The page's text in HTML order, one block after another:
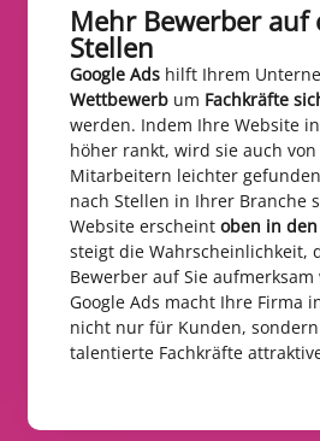
Mehr Bewerber auf
Stellen​
Google Ads hilft Ihrem
Wettbewerb um Fachkräfte
werden. Indem Ihre Website
höher rankt, wird sie auch
Mitarbeitern leichter
nach Stellen in Ihrer Branche
Website erscheint oben in
steigt die Wahrscheinlichkeit,
Bewerber auf Sie
Google Ads macht Ihre Firma
nicht nur für Kunden,
talentierte Fachkräfte